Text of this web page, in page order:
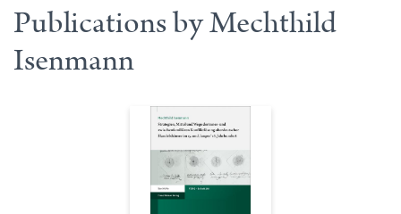
Publications by Mechthild
Isenmann